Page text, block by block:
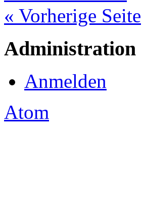
« Vorherige Seite
Administration
Anmelden
Atom